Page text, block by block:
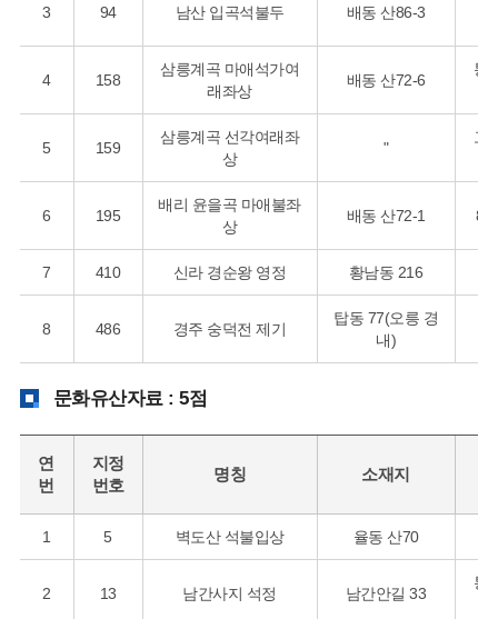
3 94 남산 입곡석불두 배동 산86-3
4 158
삼릉계곡 마애석가여
래좌상
배동 산72-6
통
5 159
삼릉계곡 선각여래좌
상
"
고
6 195
배리 윤을곡 마애불좌
상
배동 산72-1
7 410 신라 경순왕 영정 황남동 216
8 486 경주 숭덕전 제기
탑동 77(오릉 경
내)
문화유산자료 : 5점
연
번
지정
번호
명칭 소재지
1 5 벽도산 석불입상 율동 산70
2 13 남간사지 석정 남간안길 33
통